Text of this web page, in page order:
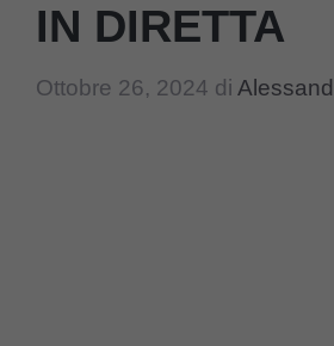
IN DIRETTA
Ottobre 26, 2024 di